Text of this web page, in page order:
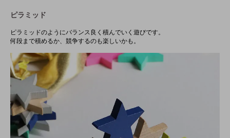
ピラミッド
ピラミッドのようにバランス良く積んでいく遊びです。
何段まで積めるか、競争するのも楽しいかも。